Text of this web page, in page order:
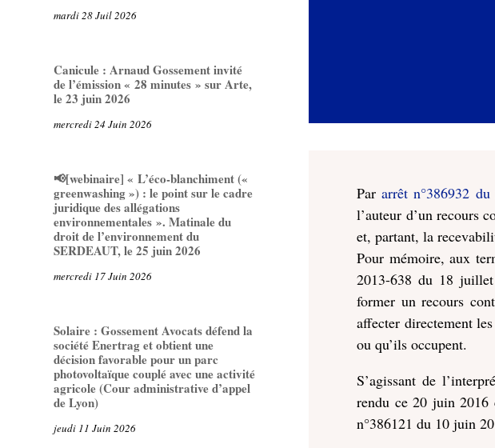
mardi 28 Juil 2026
Canicule : Arnaud Gossement invité
de l’émission « 28 minutes » sur Arte,
le 23 juin 2026
mercredi 24 Juin 2026
📢[webinaire] « L’éco-blanchiment («
greenwashing ») : le point sur le cadre
juridique des allégations
environnementales ». Matinale du
droit de l’environnement du
SERDEAUT, le 25 juin 2026
mercredi 17 Juin 2026
Solaire : Gossement Avocats défend la
société Enertrag et obtient une
décision favorable pour un parc
photovoltaïque couplé avec une activité
agricole (Cour administrative d’appel
de Lyon)
jeudi 11 Juin 2026
Pararrêt n°386932
l’auteur d’un recours
et, partant, la
Pour mémoire, aux
2013-638 du 18
former un recours
affecter directement
ou qu’ils occupent.
S’agissant de
rendu ce 20 juin 2016
n°386121 du 10 juin